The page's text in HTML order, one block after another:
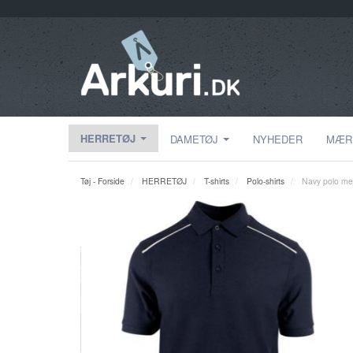
HERRETØJ DAMETØJ NYHEDER
Tøj - Forside HERRETØJ T-shirts Polo-shirts Navy polo